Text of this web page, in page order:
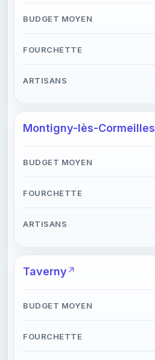
Montigny-lès-Cormeilles
Taverny